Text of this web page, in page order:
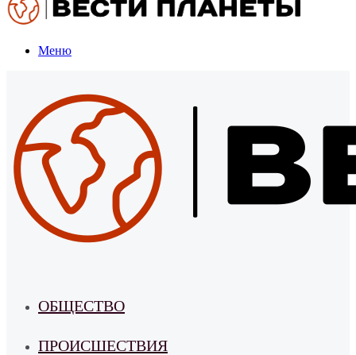
Меню
ОБЩЕСТВО
ПРОИСШЕСТВИЯ